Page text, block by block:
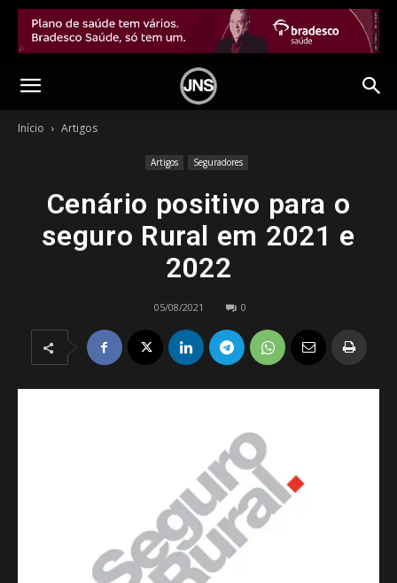
Início Artigos
Artigos Seguradores
Cenário positivo para o
seguro Rural em 2021 e
2022
05/08/2021 0